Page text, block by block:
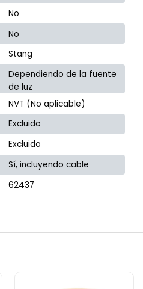
No
No
Stang
Dependiendo de la fuente
de luz
NVT (No aplicable)
Excluido
Excluido
Sí, incluyendo cable
62437